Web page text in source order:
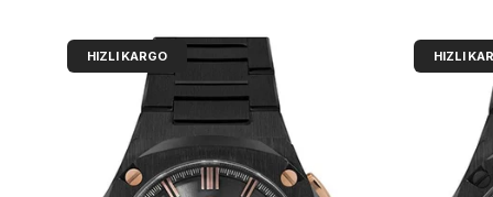
HIZLI KARGO HIZLI